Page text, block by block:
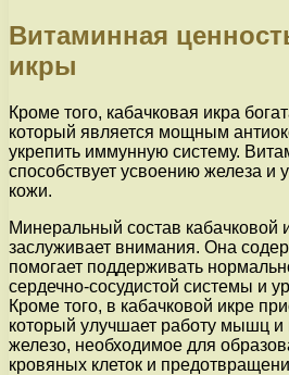
Витаминная
икры
Кроме того, кабачковая икра
который является мощным
укрепить иммунную систему.
способствует усвоению железа и
кожи.
Минеральный состав кабачковой
заслуживает внимания. Она
помогает поддерживать
сердечно-сосудистой системы и
Кроме того, в кабачковой икре
который улучшает работу мышц и
железо, необходимое для
кровяных клеток и